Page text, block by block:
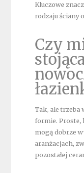
Kluczowe
rodzaju ściany
Czy
Tak, ale trzeba
formie.
mogą dobrze
aranżacjach,
pozostałej